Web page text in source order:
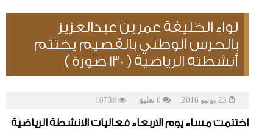
لواء الخليفة عمر بن عبدالعزيز
بالحرس الوطني بالقصيم يختتم
أنشطته الرياضية ( 130 صورة )
اختتمت مساء يوم الاربعاء فعاليات الانشطة الرياضية